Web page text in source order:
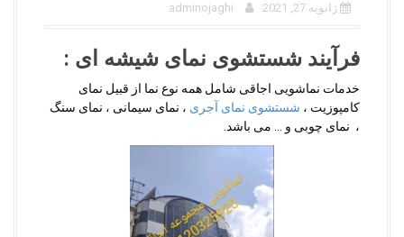
ژانویه 27, 2021 adminojaghi
فرآیند شستشوی نمای شیشه ای :
خدمات نماشویی اجاقی شامل همه نوع نما از قبیل نمای
کامپوزیت ، شستشوی نمای آجری ، نمای سیمانی ، نمای سنگ
، نمای چوبی و … می باشد.